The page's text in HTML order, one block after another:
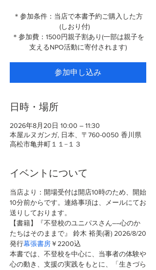
＊参加条件：当店で本書予約ご購入した方
(しおり付)
＊参加費：1500円親子割あり(一部は親子を
支えるNPO活動に寄付されます)
参加申し込み
日時・場所
2026年8月20日 10:00 – 11:30
本屋ルヌガンガ, 日本、〒760-0050 香川県
高松市亀井町１１−１３
イベントについて
当店より：開場受付は開店10時のため、開始
10分前からです。連絡事項は、メールにてお
送りしております。
【書籍】『不登校のユニパスさん――心のか
たちはそのままで』 鈴木 裕美(著) 2026/8/20
発行幕張書房￥2200込
本書では、不登校を中心に、当事者の体験や
心の動き、支援の実践をもとに、「生きづら